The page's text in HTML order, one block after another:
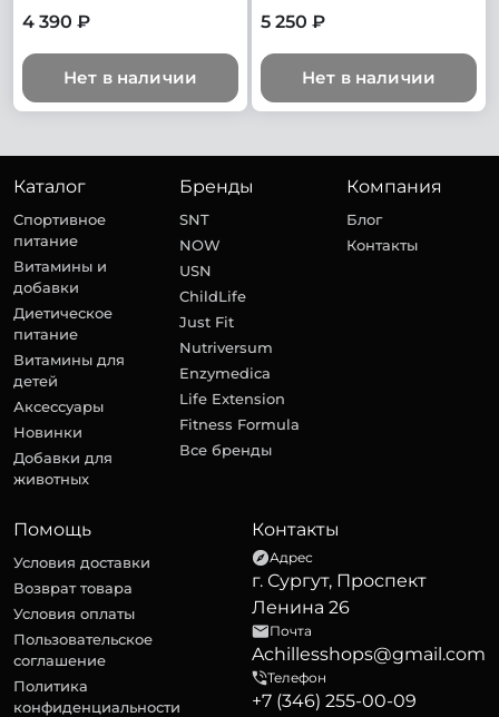
4 390 ₽
Нет в наличии
5 250 ₽
Нет в наличии
Каталог
Спортивное
питание
Витамины и
добавки
Диетическое
питание
Витамины для
детей
Аксессуары
Новинки
Добавки для
животных
Бренды
SNT
NOW
USN
ChildLife
Just Fit
Nutriversum
Enzymedica
Life Extension
Fitness Formula
Все бренды
Компания
Блог
Контакты
Помощь
Условия доставки
Возврат товара
Условия оплаты
Пользовательское
соглашение
Политика
конфиденциальности
Контакты
Адрес
г. Сургут, Проспект
Ленина 26
Почта
Achillesshops@gmail.com
Телефон
+7 (346) 255-00-09